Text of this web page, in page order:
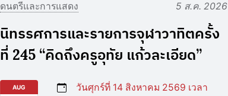
ดนตรีและการแสดง 5 ส.ค. 2026
นิทรรศการและรายการจุฬาวาทิตครั้ง
ที่ 245 “คิดถึงครูอุทัย แก้วละเอียด”
AUG
วันศุกร์ที่ 14 สิงหาคม 2569 เวลา